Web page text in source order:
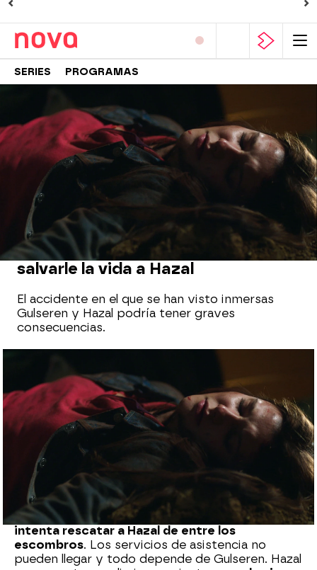
SERIES PROGRAMAS
» Series » Paramparça. Vidas cruzadas » Noticias
MOMENTO DESTACADO | 23 DE SEPTIEMBRE
Una solución desesperada para
salvarle la vida a Hazal
El accidente en el que se han visto inmersas
Gulseren y Hazal podría tener graves
consecuencias.
Madrid
Publicado:23 de septiembre de 2021, 22:49
WhatsappFacebook
X Flipboard
Gulseren ha salido despedida fuera del coche en
el accidente que ha sufrido junto a su hija.Ahora
intenta rescatar a Hazal de entre los
escombros. Los servicios de asistencia no
pueden llegar y todo depende de Gulseren. Hazal